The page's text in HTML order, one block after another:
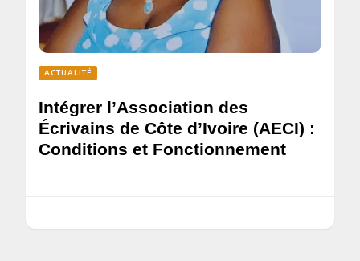
ACTUALITÉ
Intégrer l’Association des
Écrivains de Côte d’Ivoire (AECI) :
Conditions et Fonctionnement